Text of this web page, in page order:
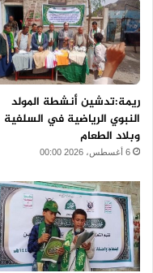
ريمة:تدشين أنشطة المولد
النبوي الرياضية في السلفية
وبلاد الطعام
6 أغسطس، 2026 00:00